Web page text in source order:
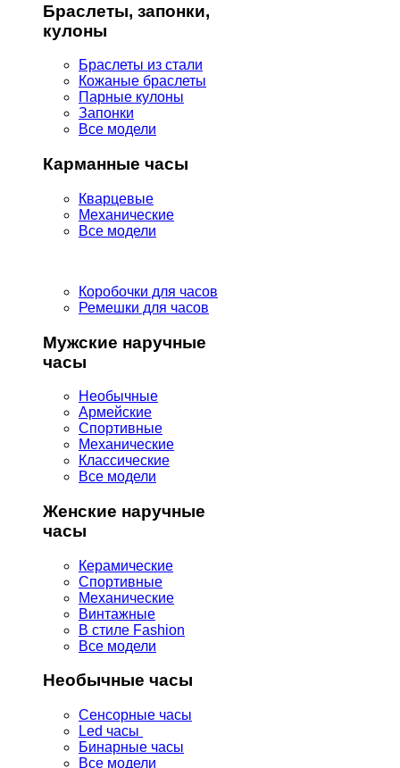
Браслеты, запонки,
кулоны
Браслеты из стали
Кожаные браслеты
Парные кулоны
Запонки
Все модели
Карманные часы
Кварцевые
Механические
Все модели
Коробочки для часов
Ремешки для часов
Мужские наручные
часы
Необычные
Армейские
Спортивные
Механические
Классические
Все модели
Женские наручные
часы
Керамические
Спортивные
Механические
Винтажные
В стиле Fashion
Все модели
Необычные часы
Сенсорные часы
Led часы
Бинарные часы
Все модели